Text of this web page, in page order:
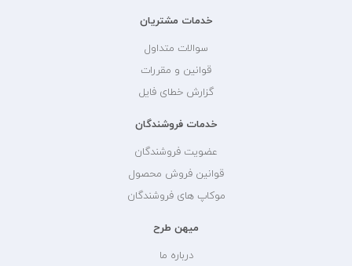
خدمات مشتریان
سوالات متداول
قوانین و مقررات
گزارش خطای فایل
خدمات فروشندگان
عضویت فروشندگان
قوانین فروش محصول
موکاپ های فروشندگان
میهن طرح
درباره ما